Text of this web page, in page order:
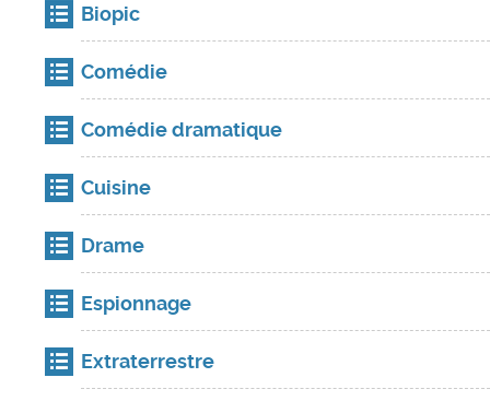
Biopic
Comédie
Comédie dramatique
Cuisine
Drame
Espionnage
Extraterrestre